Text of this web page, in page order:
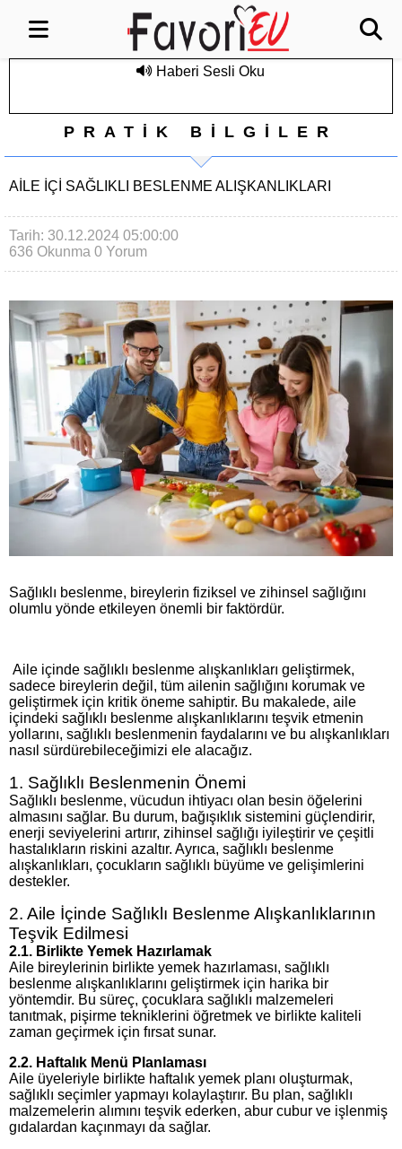
Haberi Sesli Oku
PRATİK BİLGİLER
AILE İÇI SAĞLIKLI BESLENME ALIŞKANLIKLARI
Tarih: 30.12.2024 05:00:00
636 Okunma 0 Yorum
Sağlıklı beslenme, bireylerin fiziksel ve zihinsel sağlığını
olumlu yönde etkileyen önemli bir faktördür.
Aile içinde sağlıklı beslenme alışkanlıkları geliştirmek,
sadece bireylerin değil, tüm ailenin sağlığını korumak ve
geliştirmek için kritik öneme sahiptir. Bu makalede, aile
içindeki sağlıklı beslenme alışkanlıklarını teşvik etmenin
yollarını, sağlıklı beslenmenin faydalarını ve bu alışkanlıkları
nasıl sürdürebileceğimizi ele alacağız.
1. Sağlıklı Beslenmenin Önemi
Sağlıklı beslenme, vücudun ihtiyacı olan besin öğelerini
almasını sağlar. Bu durum, bağışıklık sistemini güçlendirir,
enerji seviyelerini artırır, zihinsel sağlığı iyileştirir ve çeşitli
hastalıkların riskini azaltır. Ayrıca, sağlıklı beslenme
alışkanlıkları, çocukların sağlıklı büyüme ve gelişimlerini
destekler.
2. Aile İçinde Sağlıklı Beslenme Alışkanlıklarının
Teşvik Edilmesi
2.1. Birlikte Yemek Hazırlamak
Aile bireylerinin birlikte yemek hazırlaması, sağlıklı
beslenme alışkanlıklarını geliştirmek için harika bir
yöntemdir. Bu süreç, çocuklara sağlıklı malzemeleri
tanıtmak, pişirme tekniklerini öğretmek ve birlikte kaliteli
zaman geçirmek için fırsat sunar.
2.2. Haftalık Menü Planlaması
Aile üyeleriyle birlikte haftalık yemek planı oluşturmak,
sağlıklı seçimler yapmayı kolaylaştırır. Bu plan, sağlıklı
malzemelerin alımını teşvik ederken, abur cubur ve işlenmiş
gıdalardan kaçınmayı da sağlar.